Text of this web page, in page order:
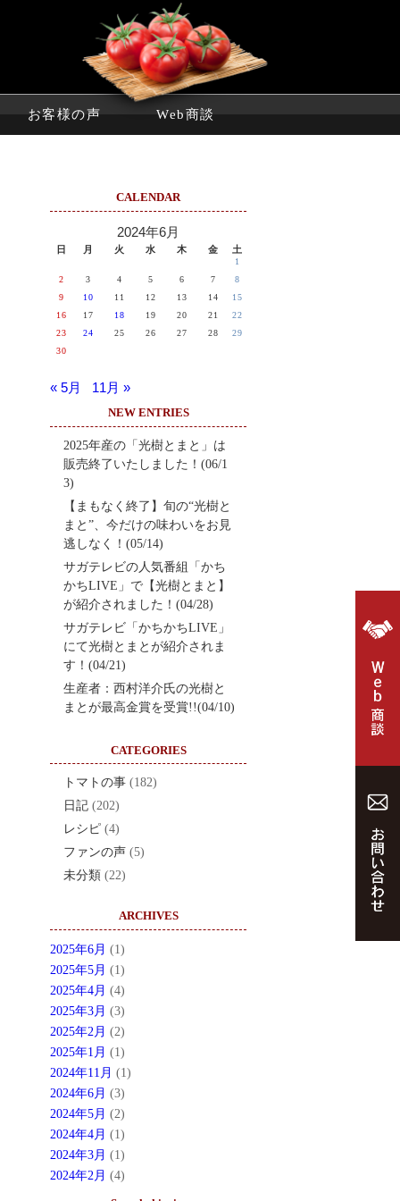
お客様の声 Web商談
CALENDAR
2024年6月
日 月 火 水 木 金 土
1
2
3 4 5 6 7
8
9
10 11 12 13 14
15
16
17 18 19 20 21
22
23
24 25 26 27 28
29
30
« 5月 11月 »
NEW ENTRIES
2025年産の「光樹とまと」は
販売終了いたしました！(06/1
3)
【まもなく終了】旬の“光樹と
まと”、今だけの味わいをお見
逃しなく！(05/14)
サガテレビの人気番組「かち
かちLIVE」で【光樹とまと】
が紹介されました！(04/28)
サガテレビ「かちかちLIVE」
にて光樹とまとが紹介されま
す！(04/21)
生産者：西村洋介氏の光樹と
まとが最高金賞を受賞!!(04/10)
CATEGORIES
トマトの事 (182)
日記 (202)
レシピ (4)
ファンの声 (5)
未分類 (22)
ARCHIVES
2025年6月 (1)
2025年5月 (1)
2025年4月 (4)
2025年3月 (3)
2025年2月 (2)
2025年1月 (1)
2024年11月 (1)
2024年6月 (3)
2024年5月 (2)
2024年4月 (1)
2024年3月 (1)
2024年2月 (4)